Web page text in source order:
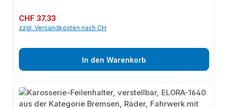
Regulärer Preis:
CHF 37.33
zzgl. Versandkosten nach CH
In den Warenkorb